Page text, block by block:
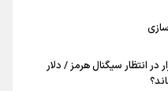
و طلا 15مرداد/ بازار در انتظار سیگنال هرمز / دلار